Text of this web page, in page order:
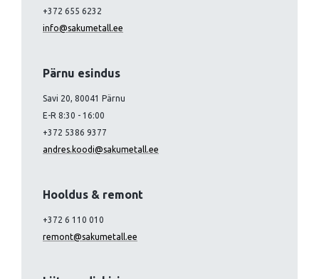
+372 655 6232
info@sakumetall.ee
Pärnu esindus
Savi 20, 80041 Pärnu
E-R 8:30 - 16:00
+372 5386 9377
andres.koodi@sakumetall.ee
Hooldus & remont
+372 6 110 010
remont@sakumetall.ee